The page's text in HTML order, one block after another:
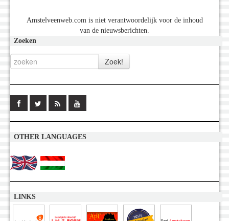
Amstelveenweb.com is niet verantwoordelijk voor de inhoud
van de nieuwsberichten.
Zoeken
OTHER LANGUAGES
LINKS